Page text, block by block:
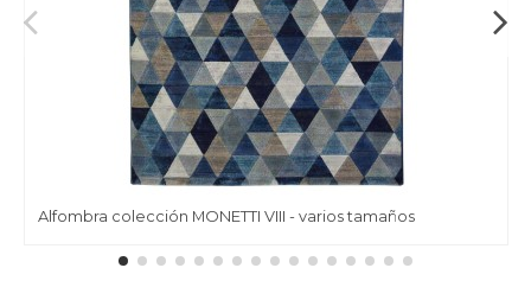
Alfombra colección MONETTI VIII - varios tamaños